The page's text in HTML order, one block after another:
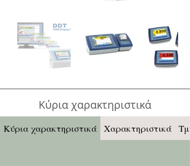
Κύρια χαρακτηριστικά
Κύρια χαρακτηριστικά Χαρακτηριστικά